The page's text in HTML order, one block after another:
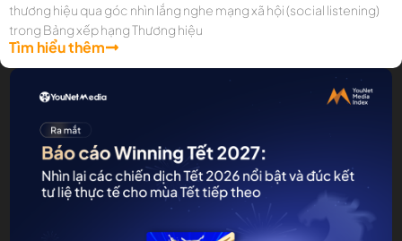
thương hiệu qua góc nhìn lắng nghe mạng xã hội (social listening)
trong Bảng xếp hạng Thương hiệu
Tìm hiểu thêm